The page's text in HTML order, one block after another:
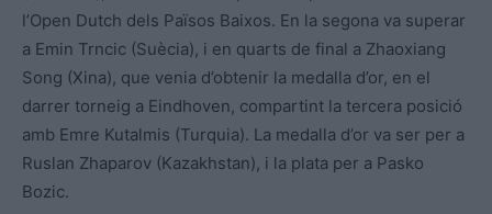
l’Open Dutch dels Països Baixos. En la segona va superar
a Emin Trncic (Suècia), i en quarts de final a Zhaoxiang
Song (Xina), que venia d’obtenir la medalla d’or, en el
darrer torneig a Eindhoven, compartint la tercera posició
amb Emre Kutalmis (Turquia). La medalla d’or va ser per a
Ruslan Zhaparov (Kazakhstan), i la plata per a Pasko
Bozic.